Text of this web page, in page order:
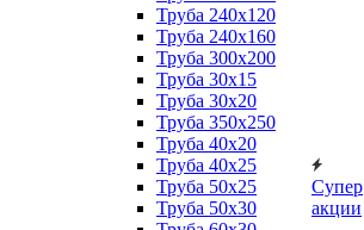
Труба 240x120
Труба 240x160
Труба 300x200
Труба 30x15
Труба 30x20
Труба 350x250
Труба 40x20
Труба 40x25
Труба 50x25
Труба 50x30
Супер
акции